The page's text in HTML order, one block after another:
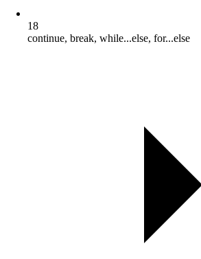
18
continue, break, while...else, for...else